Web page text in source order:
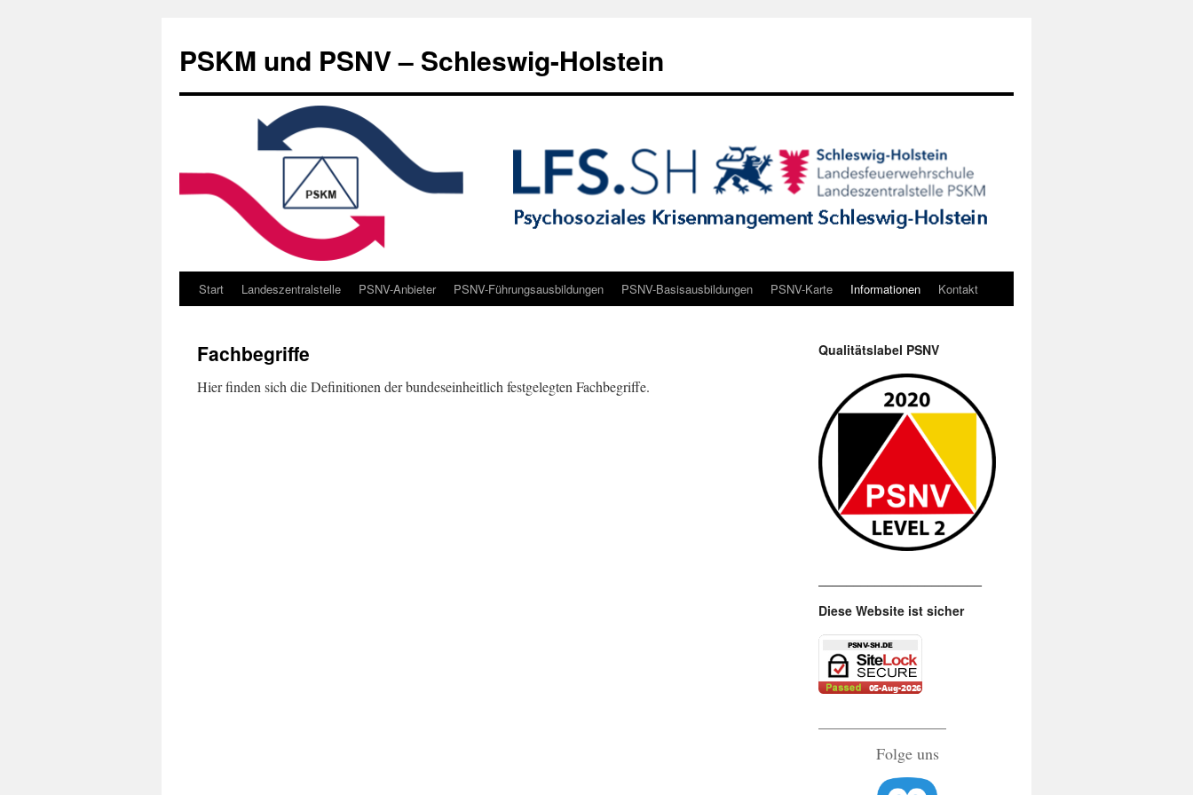
springen
PSKM und PSNV – Schleswig-Holstein
Start Landeszentralstelle PSNV-Anbieter PSNV-Führungsausbildungen PSNV-Basisausbildungen PSNV-Karte Informationen Kontakt
Fachbegriffe
Hier finden sich die Definitionen der bundeseinheitlich festgelegten Fachbegriffe.
Qualitätslabel PSNV
Diese Website ist sicher
Folge uns